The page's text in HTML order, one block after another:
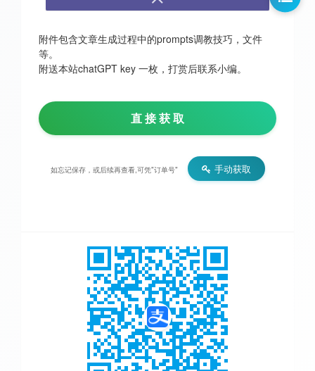
附件包含文章生成过程中的prompts调教技巧，文件
等。
附送本站chatGPT key 一枚，打赏后联系小编。
直 接 获 取
如忘记保存，或后续再查看,可凭"订单号" 手动获取